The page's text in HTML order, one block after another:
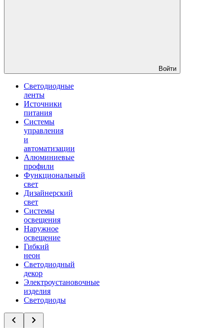
Войти
Светодиодные
ленты
Источники
питания
Системы
управления
и
автоматизации
Алюминиевые
профили
Функциональный
свет
Дизайнерский
свет
Системы
освещения
Наружное
освещение
Гибкий
неон
Светодиодный
декор
Электроустановочные
изделия
Светодиоды